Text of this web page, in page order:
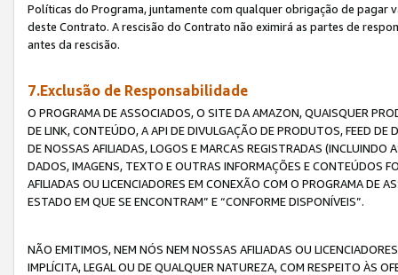
Políticas do Programa, juntamente com qualquer obrigação de
deste Contrato. A rescisão do Contrato não eximirá as partes de
antes da rescisão.
7.Exclusão de Responsabilidade
O PROGRAMA DE ASSOCIADOS, O SITE DA AMAZON, QUAISQUER
DE LINK, CONTEÚDO, A API DE DIVULGAÇÃO DE PRODUTOS, FEED
DE NOSSAS AFILIADAS, LOGOS E MARCAS REGISTRADAS
DADOS, IMAGENS, TEXTO E OUTRAS INFORMAÇÕES E CONTEÚDOS
AFILIADAS OU LICENCIADORES EM CONEXÃO COM O PROGRAMA DE
ESTADO EM QUE SE ENCONTRAM” E “CONFORME DISPONÍVEIS”.
NÃO EMITIMOS, NEM NÓS NEM NOSSAS AFILIADAS OU
IMPLÍCITA, LEGAL OU DE QUALQUER NATUREZA, COM RESPEITO ÀS